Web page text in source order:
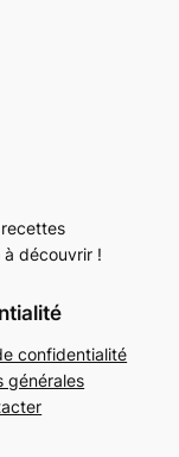
à découvrir !
confidentialité
générales